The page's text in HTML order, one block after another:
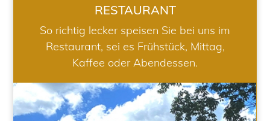
RESTAURANT
So richtig lecker speisen Sie bei uns im
Restaurant, sei es Frühstück, Mittag,
Kaffee oder Abendessen.